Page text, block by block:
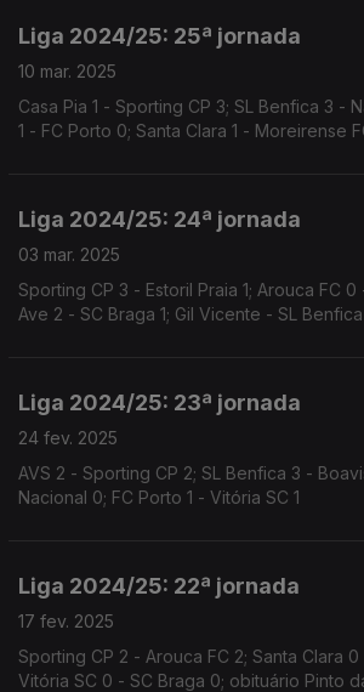
Liga 2024/25: 25ª jornada
10 mar. 2025
Casa Pia 1 - Sporting CP 3; SL Benfica 3 -
1 - FC Porto 0; Santa Clara 1 - Moreirense
Liga 2024/25: 24ª jornada
03 mar. 2025
Sporting CP 3 - Estoril Praia 1; Arouca FC 0
Ave 2 - SC Braga 1; Gil Vicente - SL
Liga 2024/25: 23ª jornada
24 fev. 2025
AVS 2 - Sporting CP 2; SL Benfica 3 -
Nacional 0; FC Porto 1 - Vitória SC 1
Liga 2024/25: 22ª jornada
17 fev. 2025
Sporting CP 2 - Arouca FC 2; Santa Clara 0
Vitória SC 0 - SC Braga 0; obituário Pinto